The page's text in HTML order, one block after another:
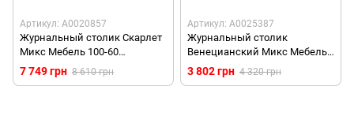
Артикул: А0020857
Журнальный столик Скарлет
Микс Мебель 100-60
Слоновая Кость
7 749 грн 8 610 грн
Артикул: А0025387
Журнальный столик
Венецианский Микс Мебель
100-60 Орех
3 802 грн 4 320 грн